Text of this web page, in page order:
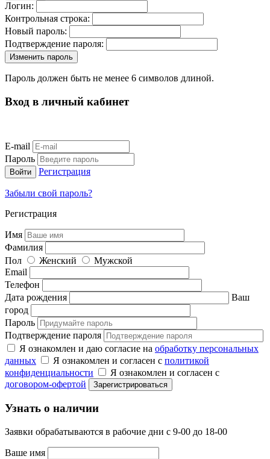
Логин:
Контрольная строка:
Новый пароль:
Подтверждение пароля:
Пароль должен быть не менее 6 символов длиной.
Вход в личный кабинет
E-mail
Пароль
Регистрация
Забыли свой пароль?
Регистрация
Имя
Фамилия
Пол
Женский
Мужской
Email
Телефон
Дата рождения
Ваш
город
Пароль
Подтверждение пароля
Я ознакомлен и даю согласие на обработку персональных
данных
Я ознакомлен и согласен с политикой
конфиденциальности
Я ознакомлен и согласен с
договором-офертой
Узнать о наличии
Заявки обрабатываются в рабочие дни с 9-00 до 18-00
Ваше имя